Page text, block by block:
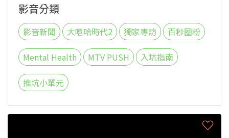
影音分類
影音新聞 大嘻哈時代2 獨家專訪 百秒圈粉
Mental Health MTV PUSH 入坑指南
推坑小單元